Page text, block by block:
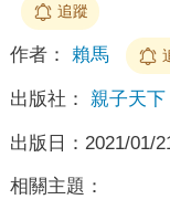
追蹤
作者： 賴馬
出版社： 親子天下
出版日： 2021/01/
相關主題：